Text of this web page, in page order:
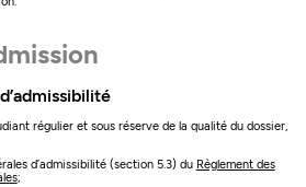
régulier et sous réserve de la qualité du dossier,
d’admissibilité (section 5.3) du Règlement des
;